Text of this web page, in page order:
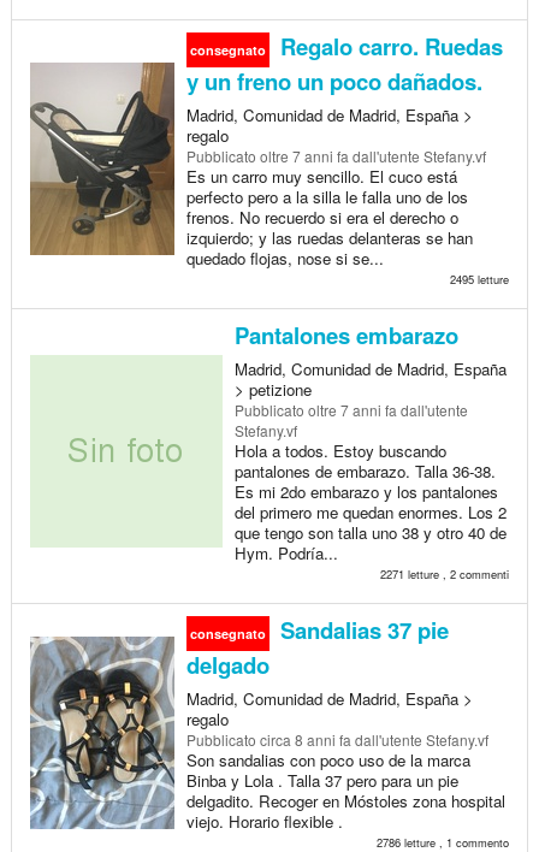
consegnato
Regalo carro. Ruedas
y un freno un poco dañados.
Madrid, Comunidad de Madrid, España >
regalo
Pubblicato oltre 7 anni fa dall'utente Stefany.vf
Es un carro muy sencillo. El cuco está
perfecto pero a la silla le falla uno de los
frenos. No recuerdo si era el derecho o
izquierdo; y las ruedas delanteras se han
quedado flojas, nose si se...
2495 letture
Pantalones embarazo
Madrid, Comunidad de Madrid, España
> petizione
Pubblicato oltre 7 anni fa dall'utente
Stefany.vf
Hola a todos. Estoy buscando
pantalones de embarazo. Talla 36-38.
Es mi 2do embarazo y los pantalones
del primero me quedan enormes. Los 2
que tengo son talla uno 38 y otro 40 de
Hym. Podría...
2271 letture , 2 commenti
consegnato
Sandalias 37 pie
delgado
Madrid, Comunidad de Madrid, España >
regalo
Pubblicato circa 8 anni fa dall'utente Stefany.vf
Son sandalias con poco uso de la marca
Binba y Lola . Talla 37 pero para un pie
delgadito. Recoger en Móstoles zona hospital
viejo. Horario flexible .
2786 letture , 1 commento